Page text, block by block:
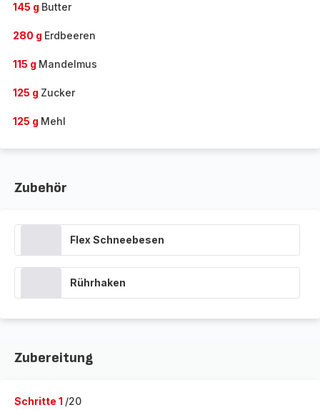
145 g Butter
280 g Erdbeeren
115 g Mandelmus
125 g Zucker
125 g Mehl
Zubehör
Flex Schneebesen
Rührhaken
Zubereitung
Schritte 1 /20